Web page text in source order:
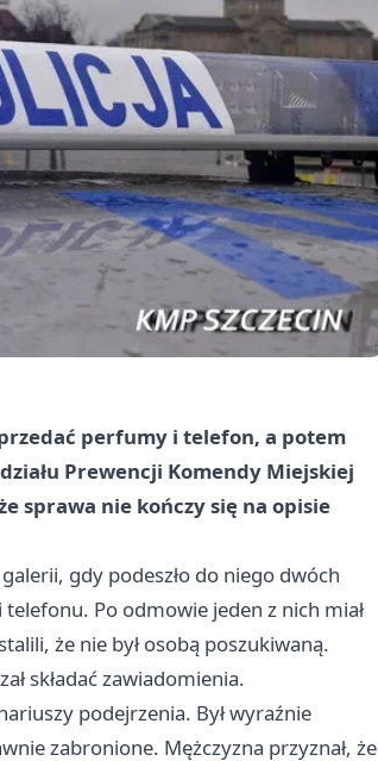
perfumy i telefon, a potem
Prewencji Komendy Miejskiej
sprawa nie kończy się na opisie
gdy podeszło do niego dwóch
Po odmowie jeden z nich miał
że nie był osobą poszukiwaną.
składać zawiadomienia.
podejrzenia. Był wyraźnie
zabronione. Mężczyzna przyznał, że